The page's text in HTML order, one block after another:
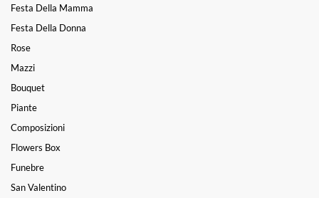
Festa Della Mamma
Festa Della Donna
Rose
Mazzi
Bouquet
Piante
Composizioni
Flowers Box
Funebre
San Valentino